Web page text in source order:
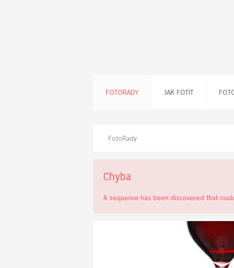
FOTORADY JAK FOTIT
FotoRady
Chyba
A sequence has been discovered that